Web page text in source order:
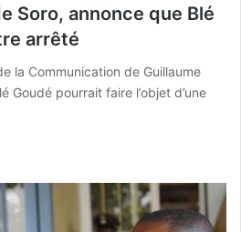
Soro, annonce que Blé
arrêté
la Communication de Guillaume
Goudé pourrait faire l’objet d’une